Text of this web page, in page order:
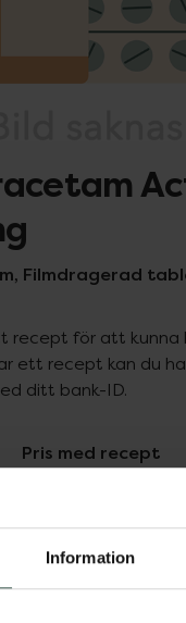
Information
Filmdragerad
recept för att kunna
ett recept kan du
ditt bank-ID.
Pris med recept
I apotek:1764,10 kr